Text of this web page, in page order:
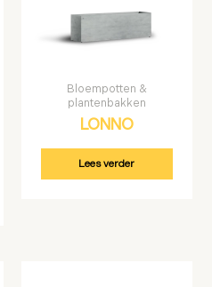
Bloempotten &
plantenbakken
LONNO
Lees verder